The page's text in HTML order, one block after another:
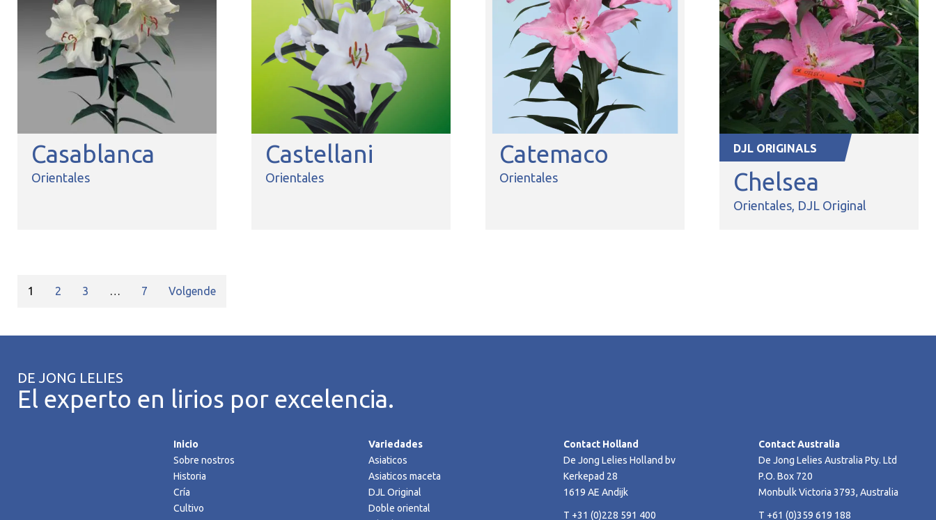
Casablanca
Orientales
Castellani
Orientales
Catemaco
Orientales
DJL ORIGINALS
Chelsea
Orientales DJL Original
1 2 3 … 7 Volgende
DE JONG LELIES
El experto en lirios por excelencia.
Inicio
Sobre nostros
Historia
Cría
Cultivo
Variedades
Asiaticos
Asiaticos maceta
DJL Original
Doble oriental
Contact Holland
De Jong Lelies Holland bv
Kerkepad 28
1619 AE Andijk
T +31 (0)228 591 400
Contact Australia
De Jong Lelies Australia Pty. Ltd
P.O. Box 720
Monbulk Victoria 3793, Australia
T +61 (0)359 619 188